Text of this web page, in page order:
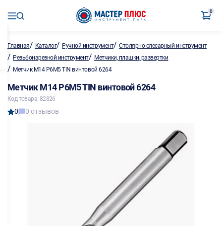
0
Главная/ Каталог/ Ручной инструмент/Столярно-слесарный инструмент
/ Резьбонарезной инструмент/ Метчики, плашки, развертки
/ Метчик M14 P6M5 TIN винтовой 6264
Метчик M14 P6M5 TIN винтовой 6264
Код товара: 82826
0 0 отзывов